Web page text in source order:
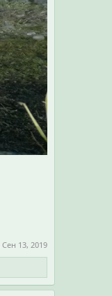
Сен 13, 2019